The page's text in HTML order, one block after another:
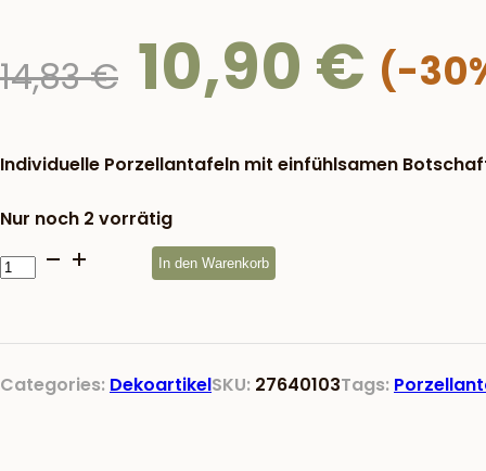
14,83€ Ursprünglicher
Preis
14,83 €
10,90 €
Individuelle Porzellantafeln mit einfühlsamen
Nur noch 2 vorrätig
Porzellantafel
Weg
den
Menge
In den Warenkorb
Categories: DekoartikelSKU: 27640103Tags: